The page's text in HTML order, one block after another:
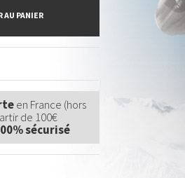
AU PANIER
en France (hors
de 100€
sécurisé